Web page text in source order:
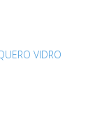
VIDRO